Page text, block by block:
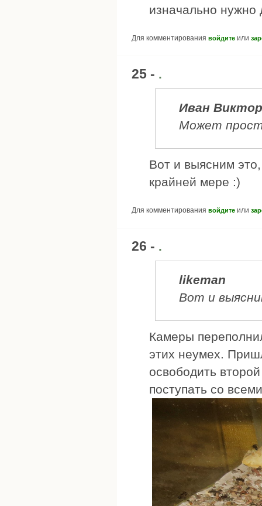
изначально
Для комментирования войдите или
25 - .
Иван
Может
Вот и выясним
крайней мере :)
Для комментирования войдите или
26 - .
likeman
Вот и
Камеры
этих неумех.
освободить
поступать со